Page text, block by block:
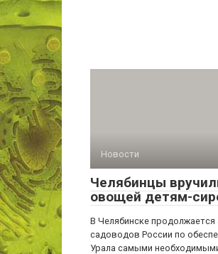
Новости
Челябинцы
овощей детям-
В Челябинске
садоводов России по
Урала самыми